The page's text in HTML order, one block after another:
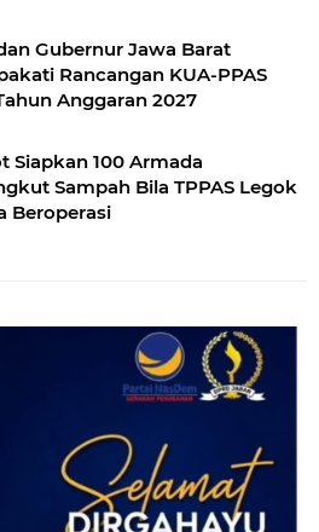
Gubernur Jawa Barat
Rancangan KUA-PPAS
Anggaran 2027
Siapkan 100 Armada
Sampah Bila TPPAS Legok
Beroperasi